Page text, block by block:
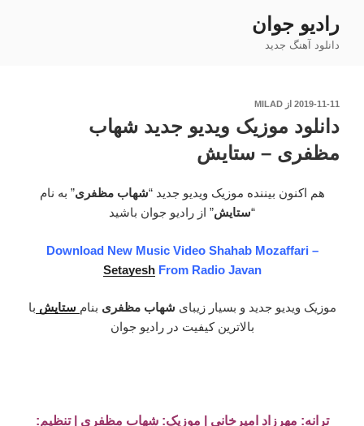
محتوا
رادیو جوان
دانلود آهنگ جدید
نوشته‌شده
2019-11-11 از MILAD
دانلود موزیک ویدیو جدید شهاب
مظفری – ستایش
هم اکنون بیننده موزیک ویدیو جدید “شهاب مظفری” به نام
“ستایش” از رادیو جوان باشید
Download New Music Video Shahab Mozaffari –
SetayeshFrom Radio Javan
موزیک ویدیو جدید و بسیار زیبای شهاب مظفری بنام ستایش با
بالاترین کیفیت در رادیو جوان
ترانه: مهرزاد امیرخانی | موزیک: شهاب مظفری | تنظیم: